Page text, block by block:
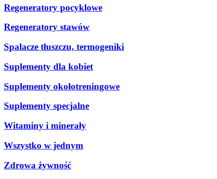
Regeneratory pocyklowe
Regeneratory stawów
Spalacze tłuszczu, termogeniki
Suplementy dla kobiet
Suplementy okołotreningowe
Suplementy specjalne
Witaminy i minerały
Wszystko w jednym
Zdrowa żywność